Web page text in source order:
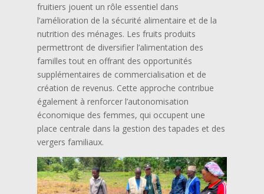
fruitiers jouent un rôle essentiel dans
l’amélioration de la sécurité alimentaire et de la
nutrition des ménages. Les fruits produits
permettront de diversifier l’alimentation des
familles tout en offrant des opportunités
supplémentaires de commercialisation et de
création de revenus. Cette approche contribue
également à renforcer l’autonomisation
économique des femmes, qui occupent une
place centrale dans la gestion des tapades et des
vergers familiaux.